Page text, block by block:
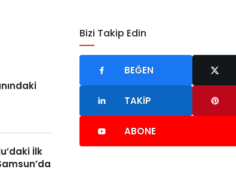
İlk
Bizi Takip Edin
BEĞEN
TAKIP
ABONE